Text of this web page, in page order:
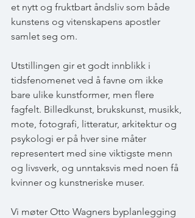
et nytt og fruktbart åndsliv som både
kunstens og vitenskapens apostler
samlet seg om.
Utstillingen gir et godt innblikk i
tidsfenomenet ved å favne om ikke
bare ulike kunstformer, men flere
fagfelt. Billedkunst, brukskunst, musikk,
mote, fotografi, litteratur, arkitektur og
psykologi er på hver sine måter
representert med sine viktigste menn
og livsverk, og unntaksvis med noen få
kvinner og kunstneriske muser.
Vi møter Otto Wagners byplanlegging